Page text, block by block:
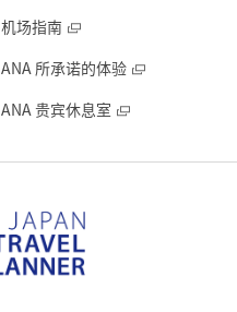
机场指南
ANA 所承诺的体验
ANA 贵宾休息室